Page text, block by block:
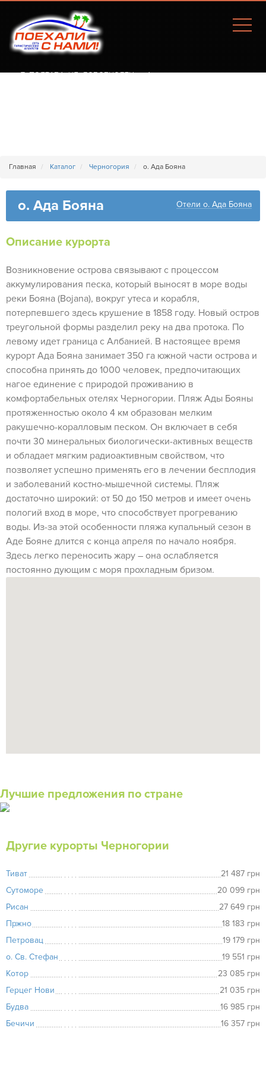
Г. ПОЛТАВА, УЛ. СОБОРНОСТИ, 77А
Главная Каталог Черногория о. Ада Бояна
о. Ада Бояна Отели о. Ада Бояна
Описание курорта
Возникновение острова связывают с процессом
аккумулирования песка, который выносят в море воды
реки Бояна (Bojana), вокруг утеса и корабля,
потерпевшего здесь крушение в 1858 году. Новый остров
треугольной формы разделил реку на два протока. По
левому идет граница с Албанией. В настоящее время
курорт Ада Бояна занимает 350 га южной части острова и
способна принять до 1000 человек, предпочитающих
нагое единение с природой проживанию в
комфортабельных отелях Черногории. Пляж Ады Бояны
протяженностью около 4 км образован мелким
ракушечно-коралловым песком. Он включает в себя
почти 30 минеральных биологически-активных веществ
и обладает мягким радиоактивным свойством, что
позволяет успешно применять его в лечении бесплодия
и заболеваний костно-мышечной системы. Пляж
достаточно широкий: от 50 до 150 метров и имеет очень
пологий вход в море, что способствует прогреванию
воды. Из-за этой особенности пляжа купальный сезон в
Аде Бояне длится с конца апреля по начало ноября.
Здесь легко переносить жару – она ослабляется
постоянно дующим с моря прохладным бризом.
Лучшие предложения по стране
Другие курорты Черногории
Тиват
21 487 грн
Сутоморе
20 099 грн
Рисан
27 649 грн
Пржно
18 183 грн
Петровац
19 179 грн
о. Св. Стефан
19 551 грн
Котор
23 085 грн
Герцег Нови
21 035 грн
Будва
16 985 грн
Бечичи
16 357 грн